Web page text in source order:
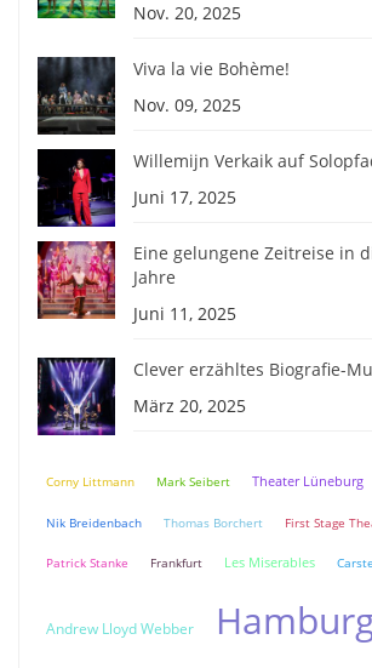
Nov. 20, 2025
Viva la vie Bohème!
Nov. 09, 2025
Willemijn Verkaik auf
Juni 17, 2025
Eine gelungene Zeitreise in
Jahre
Juni 11, 2025
Clever erzähltes Biografie-
März 20, 2025
Corny Littmann Mark Seibert Theater Lüneburg
Nik Breidenbach Thomas Borchert First Stage
Patrick Stanke Frankfurt Les Miserables
Andrew Lloyd Webber